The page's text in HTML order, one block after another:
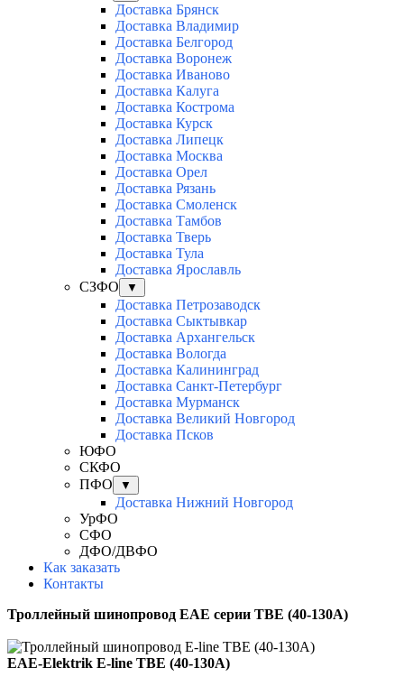
Доставка Брянск
Доставка Владимир
Доставка Белгород
Доставка Воронеж
Доставка Иваново
Доставка Калуга
Доставка Кострома
Доставка Курск
Доставка Липецк
Доставка Москва
Доставка Орел
Доставка Рязань
Доставка Смоленск
Доставка Тамбов
Доставка Тверь
Доставка Тула
Доставка Ярославль
СЗФО
▼
Доставка Петрозаводск
Доставка Сыктывкар
Доставка Архангельск
Доставка Вологда
Доставка Калининград
Доставка Санкт-Петербург
Доставка Мурманск
Доставка Великий Новгород
Доставка Псков
ЮФО
СКФО
ПФО
▼
Доставка Нижний Новгород
УрФО
СФО
ДФО/ДВФО
Как заказать
Контакты
Троллейный шинопровод EAE серии TBE (40-130A)
EAE-Elektrik E-line TBЕ (40-130А)